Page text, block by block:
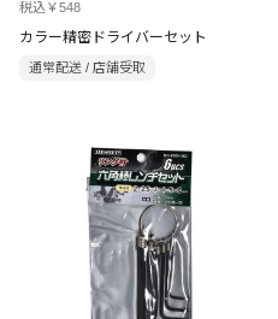
税込￥548
カラー精密ドライバーセット
通常配送 / 店舗受取